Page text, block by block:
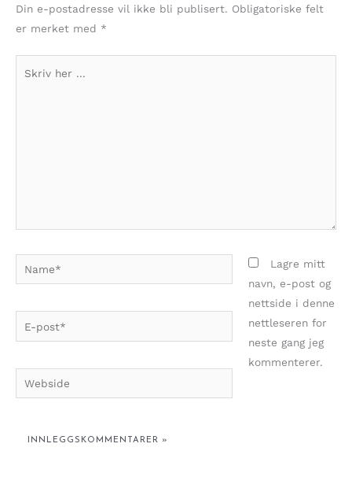
Din e-postadresse vil ikke bli publisert. Obligatoriske felt
er merket med *
post*
Webside
Lagre mitt
navn, e-post og
nettside i denne
nettleseren for
neste gang jeg
kommenterer.